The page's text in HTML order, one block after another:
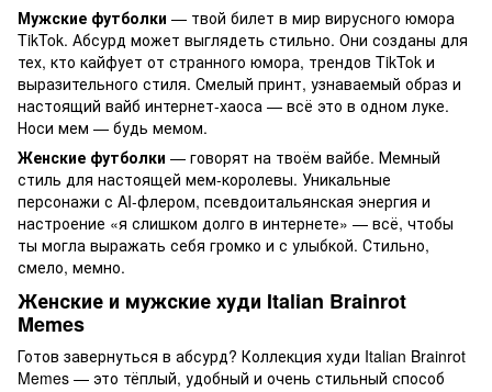
Мужские футболки — твой билет в мир вирусного юмора
TikTok. Абсурд может выглядеть стильно. Они созданы для
тех, кто кайфует от странного юмора, трендов TikTok и
выразительного стиля. Смелый принт, узнаваемый образ и
настоящий вайб интернет-хаоса — всё это в одном луке.
Носи мем — будь мемом.
Женские футболки — говорят на твоём вайбе. Мемный
стиль для настоящей мем-королевы. Уникальные
персонажи с AI-флером, псевдоитальянская энергия и
настроение «я слишком долго в интернете» — всё, чтобы
ты могла выражать себя громко и с улыбкой. Стильно,
смело, мемно.
Женские и мужские худи Italian Brainrot
Memes
Готов завернуться в абсурд? Коллекция худи Italian Brainrot
Memes — это тёплый, удобный и очень стильный способ